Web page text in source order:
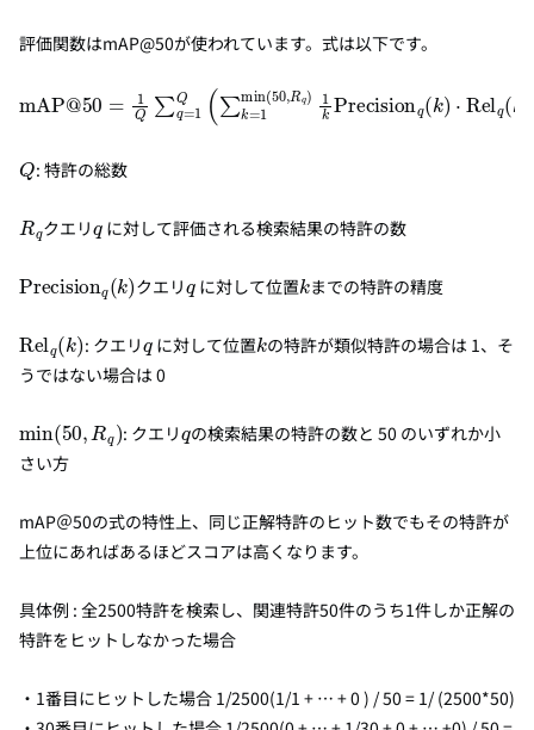
評価関数はmAP@50が使われています。式は以下です。
mAP@50 Q ∑q= Q(∑k=1min ( Precision q
: 特許の総数
クエリ に対して評価される検索結果の特許の数
q (k
クエリ に対して位置 までの特許の精度
q( k
: クエリ に対して位置 の特許が類似特許の場合は 1、そ
うではない場合は 0
( 50 q
: クエリ の検索結果の特許の数と 50 のいずれか小
さい方
mAP＠50の式の特性上、同じ正解特許のヒット数でもその特許が
上位にあればあるほどスコアは高くなります。
具体例 : 全2500特許を検索し、関連特許50件のうち1件しか正解の
特許をヒットしなかった場合
・1番目にヒットした場合 1/2500(1/1 + … + 0 ) / 50 = 1/ (2500*50)